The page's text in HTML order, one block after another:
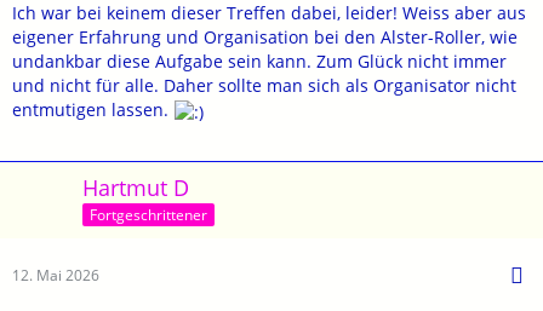
Ich war bei keinem dieser Treffen dabei, leider! Weiss aber aus
eigener Erfahrung und Organisation bei den Alster-Roller, wie
undankbar diese Aufgabe sein kann. Zum Glück nicht immer
und nicht für alle. Daher sollte man sich als Organisator nicht
entmutigen lassen.
Hartmut D
Fortgeschrittener
12. Mai 2026